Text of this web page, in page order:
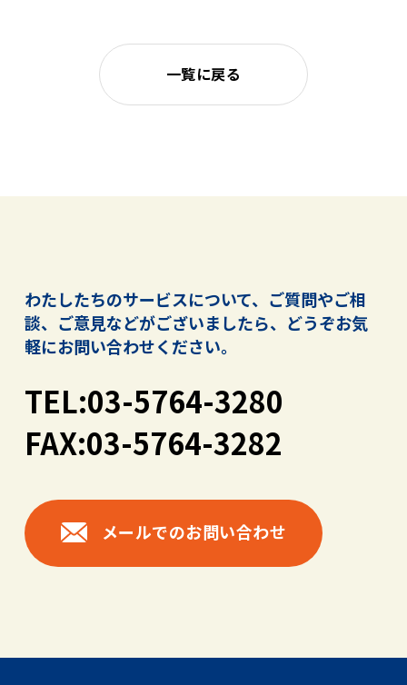
一覧に戻る
わたしたちのサービスについて、ご質問やご相
談、ご意見などがございましたら、 どうぞお気
軽にお問い合わせください。
TEL:03-5764-3280
FAX:03-5764-3282
メールでのお問い合わせ